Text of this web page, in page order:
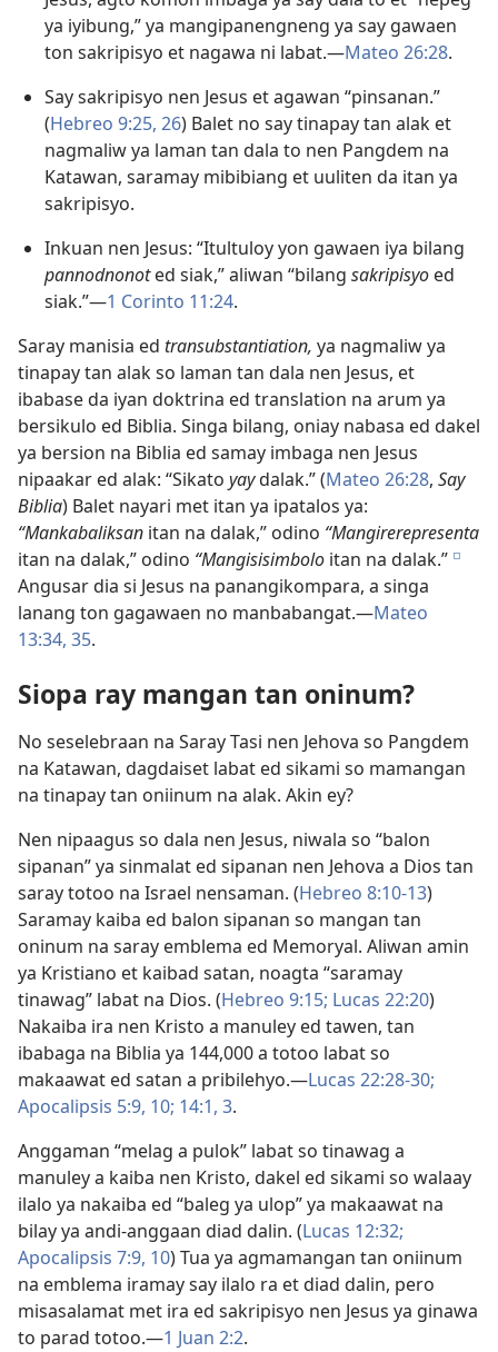
ya iyibung,” ya mangipanengneng ya say gawaen
ton sakripisyo et nagawa ni labat.​—Mateo 26:28.
Say sakripisyo nen Jesus et agawan “pinsanan.”
(Hebreo 9:25, 26) Balet no say tinapay tan alak et
nagmaliw ya laman tan dala to nen Pangdem na
Katawan, saramay mibibiang et uuliten da itan ya
sakripisyo.
Inkuan nen Jesus: “Itultuloy yon gawaen iya bilang
pannodnonoted siak,” aliwan “bilang sakripisyo ed
siak.”—1 Corinto 11:24.
Saray manisia ed transubstantiation, ya nagmaliw ya
tinapay tan alak so laman tan dala nen Jesus, et
ibabase da iyan doktrina ed translation na arum ya
bersikulo ed Biblia. Singa bilang, oniay nabasa ed dakel
ya bersion na Biblia ed samay imbaga nen Jesus
nipaakar ed alak: “Sikato yaydalak.” (Mateo 26:28, Say
Biblia) Balet nayari met itan ya ipatalos ya:
“Mankabaliksan itan na dalak,” odino “Mangirerepresenta
itan na dalak,” odino “Mangisisimbolo itan na dalak.” e
Angusar dia si Jesus na panangikompara, a singa
lanang ton gagawaen no manbabangat.​—Mateo
13:34, 35.
Siopa ray mangan tan oninum?
No seselebraan na Saray Tasi nen Jehova so Pangdem
na Katawan, dagdaiset labat ed sikami so mamangan
na tinapay tan oniinum na alak. Akin ey?
Nen nipaagus so dala nen Jesus, niwala so “balon
sipanan” ya sinmalat ed sipanan nen Jehova a Dios tan
saray totoo na Israel nensaman. (Hebreo 8:10-13)
Saramay kaiba ed balon sipanan so mangan tan
oninum na saray emblema ed Memoryal. Aliwan amin
ya Kristiano et kaibad satan, noagta “saramay
tinawag” labat na Dios. (Hebreo 9:15; Lucas 22:20)
Nakaiba ira nen Kristo a manuley ed tawen, tan
ibabaga na Biblia ya 144,000 a totoo labat so
makaawat ed satan a pribilehyo.​—Lucas 22:28-30;
Apocalipsis 5:9, 10; 14:1, 3.
Anggaman “melag a pulok” labat so tinawag a
manuley a kaiba nen Kristo, dakel ed sikami so walaay
ilalo ya nakaiba ed “baleg ya ulop” ya makaawat na
bilay ya andi-anggaan diad dalin. (Lucas 12:32;
Apocalipsis 7:9, 10) Tua ya agmamangan tan oniinum
na emblema iramay say ilalo ra et diad dalin, pero
misasalamat met ira ed sakripisyo nen Jesus ya ginawa
to parad totoo.—1 Juan 2:2.